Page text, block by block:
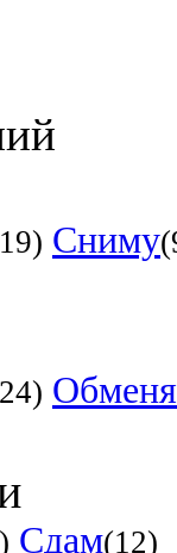
Сниму
Сдам(12)